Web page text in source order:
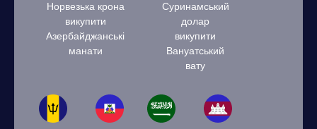
Норвезька крона
викупити
Азербайджанські
манати
Суринамський
долар
викупити
Вануатський
вату